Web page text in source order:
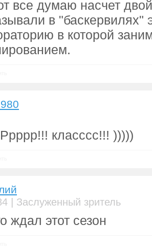
все думаю насчет
в "баскервилях"
в которой
класссс!!! )))))
| Заслуженный зритель
ждал этот сезон